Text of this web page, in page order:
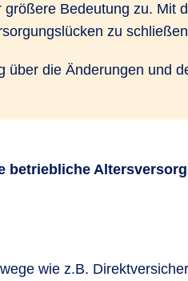
Powered by
das BRSG für
Bedeutung zu. Mit
zu
über die Änderungen und
betriebliche
wie z.B.